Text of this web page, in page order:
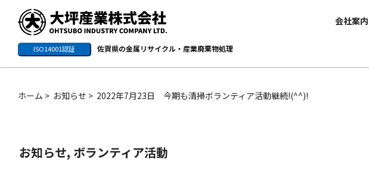
会社案内
ISO14001認証 佐賀県の金属リサイクル・産業廃棄物処理
ホーム お知らせ 2022年7月23日 今期も清掃ボランティア活動継続!(^^)!
お知らせ, ボランティア活動